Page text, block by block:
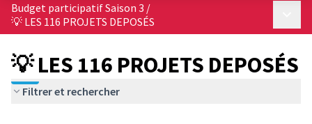
Budget participatif Saison 3 /
💡 LES 116 PROJETS DEPOSÉS
💡 LES 116 PROJETS DEPOSÉS
Filtrer et rechercher